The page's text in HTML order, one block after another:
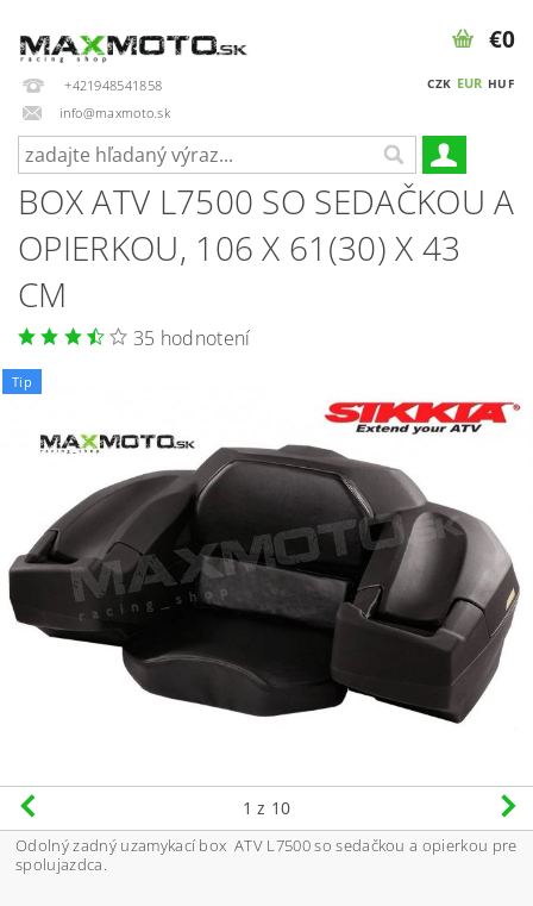
+421948541858
info@maxmoto.sk
CZK EUR HUF
€0
BOX ATV L7500 SO SEDAČKOU A
OPIERKOU, 106 X 61(30) X 43
CM
35 hodnotení
Tip
1 z 10
Odolný zadný uzamykací box ATV L7500 so sedačkou a opierkou pre
spolujazdca.